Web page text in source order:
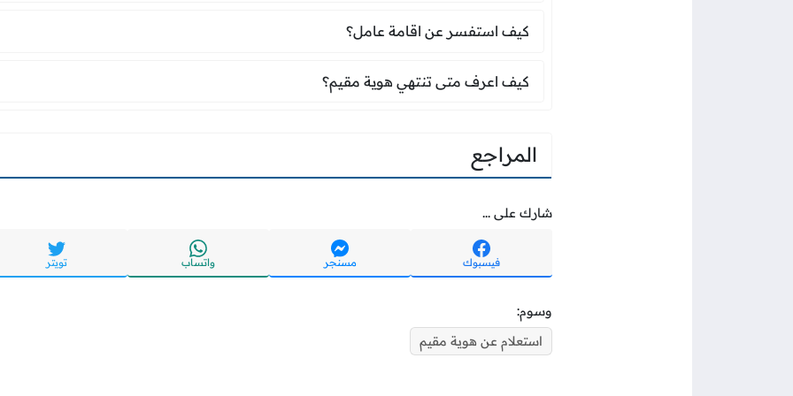
كيف استفسر عن اقامة عامل؟
كيف استفسر عن اقامة عامل؟
كيف اعرف متى تنتهي هوية مقيم؟
كيف اعرف متى تنتهي هوية مقيم؟
المراجع
شارك على ...
فيسبوك مسنجر واتساب تويتر
وسوم:
استعلام عن هوية مقيم